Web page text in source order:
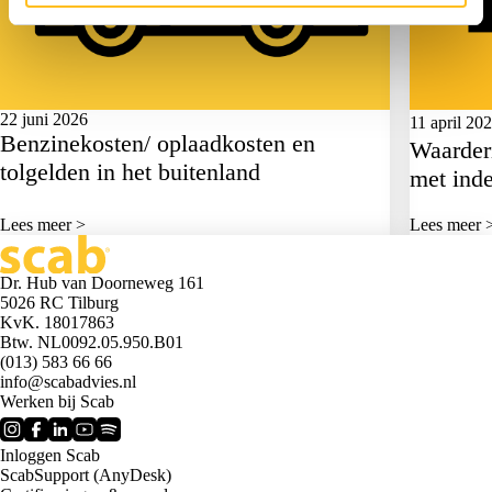
22 juni 2026
Benzinekosten/ oplaadkosten en
tolgelden in het buitenland
Lees meer >
11 april
met
Lees meer
Dr. Hub van Doorneweg 161
5026 RC Tilburg
KvK. 18017863
Btw. NL0092.05.950.B01
(013) 583 66 66
info@scabadvies.nl
Werken bij Scab
Inloggen Scab
ScabSupport (AnyDesk)